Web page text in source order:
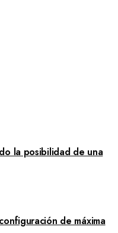
la posibilidad de una
de máxima